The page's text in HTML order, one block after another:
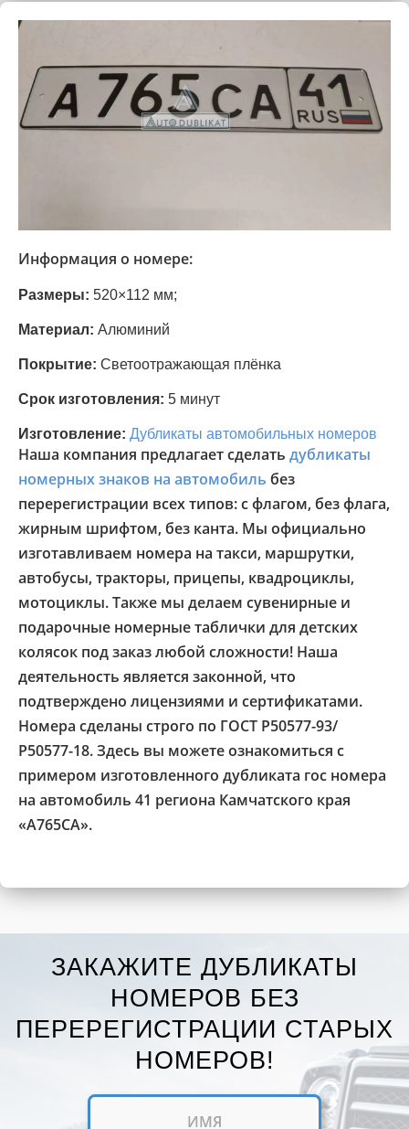
Информация о номере:
Размеры: 520×112 мм;
Материал: Алюминий
Покрытие: Светоотражающая плёнка
Срок изготовления: 5 минут
Изготовление: Дубликаты автомобильных номеров
Наша компания предлагает сделать дубликаты
номерных знаков на автомобиль без
перерегистрации всех типов: с флагом, без флага,
жирным шрифтом, без канта. Мы официально
изготавливаем номера на такси, маршрутки,
автобусы, тракторы, прицепы, квадроциклы,
мотоциклы. Также мы делаем сувенирные и
подарочные номерные таблички для детских
колясок под заказ любой сложности! Наша
деятельность является законной, что
подтверждено лицензиями и сертификатами.
Номера сделаны строго по ГОСТ Р50577-93/
Р50577-18. Здесь вы можете ознакомиться с
примером изготовленного дубликата гос номера
на автомобиль 41 региона Камчатского края
«А765СА».
ЗАКАЖИТЕ ДУБЛИКАТЫ
НОМЕРОВ БЕЗ
ПЕРЕРЕГИСТРАЦИИ СТАРЫХ
НОМЕРОВ!